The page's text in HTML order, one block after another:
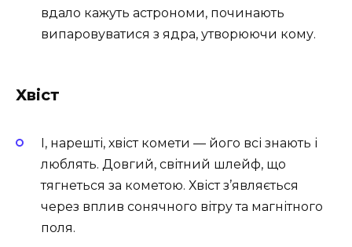
вдало кажуть астрономи, починають
випаровуватися з ядра, утворюючи кому.
Хвіст
І, нарешті, хвіст комети — його всі знають і
люблять. Довгий, світний шлейф, що
тягнеться за кометою. Хвіст з’являється
через вплив сонячного вітру та магнітного
поля.